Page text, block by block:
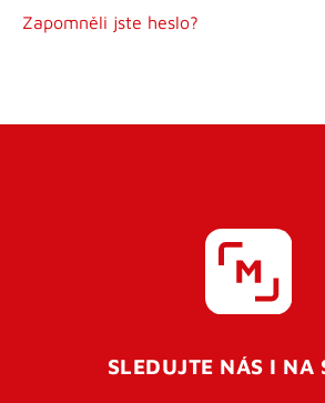
Zapomněli jste heslo?
Uživatelské jméno
SLEDUJTE NÁS I NA